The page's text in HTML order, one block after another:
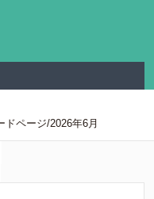
ページ/2026年6月